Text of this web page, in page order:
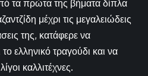
τα πρώτα της βήματα δίπλα
μέχρι τις μεγαλειώδεις
της, κατάφερε να
ελληνικό τραγούδι και να
καλλιτέχνες.